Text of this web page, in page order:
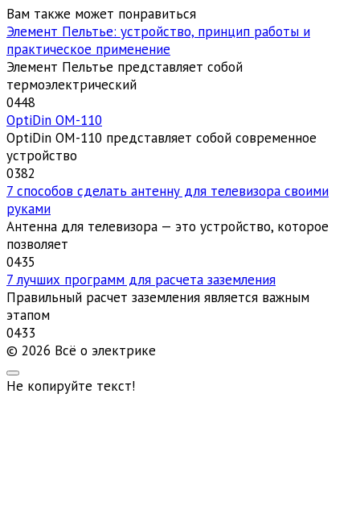
Вам также может понравиться
Элемент Пельтье: устройство, принцип работы и
практическое применение
Элемент Пельтье представляет собой
термоэлектрический
0448
OptiDin ОМ-110
OptiDin ОМ-110 представляет собой современное
устройство
0382
7 способов сделать антенну для телевизора своими
руками
Антенна для телевизора — это устройство, которое
позволяет
0435
7 лучших программ для расчета заземления
Правильный расчет заземления является важным
этапом
0433
© 2026 Всё о электрике
Не копируйте текст!